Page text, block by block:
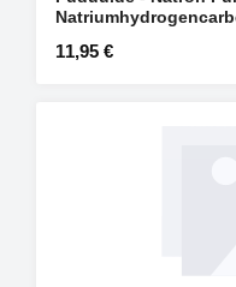
Regulärer Preis:
11,95 €